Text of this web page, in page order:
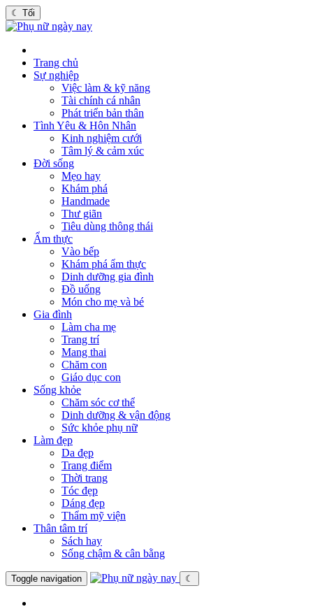
☾ Tối
Trang chủ
Sự nghiệp
Việc làm & kỹ năng
Tài chính cá nhân
Phát triển bản thân
Tình Yêu & Hôn Nhân
Kinh nghiệm cưới
Tâm lý & cảm xúc
Đời sống
Mẹo hay
Khám phá
Handmade
Thư giãn
Tiêu dùng thông thái
Ẩm thực
Vào bếp
Khám phá ẩm thực
Dinh dưỡng gia đình
Đồ uống
Món cho mẹ và bé
Gia đình
Làm cha mẹ
Trang trí
Mang thai
Chăm con
Giáo dục con
Sống khỏe
Chăm sóc cơ thể
Dinh dưỡng & vận động
Sức khỏe phụ nữ
Làm đẹp
Da đẹp
Trang điểm
Thời trang
Tóc đẹp
Dáng đẹp
Thẩm mỹ viện
Thân tâm trí
Sách hay
Sống chậm & cân bằng
Toggle navigation ☾